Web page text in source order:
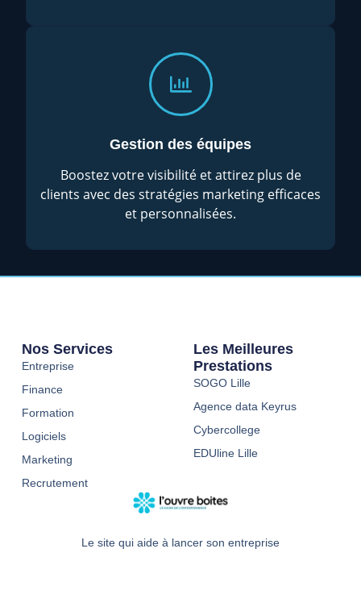
Gestion des équipes
Boostez votre visibilité et attirez plus de
clients avec des stratégies marketing efficaces
et personnalisées.
Le site qui aide à lancer son entreprise
Nos Services
Entreprise
Finance
Formation
Logiciels
Marketing
Recrutement
Les Meilleures
Prestations
SOGO Lille
Agence data Keyrus
Cybercollege
EDUline Lille